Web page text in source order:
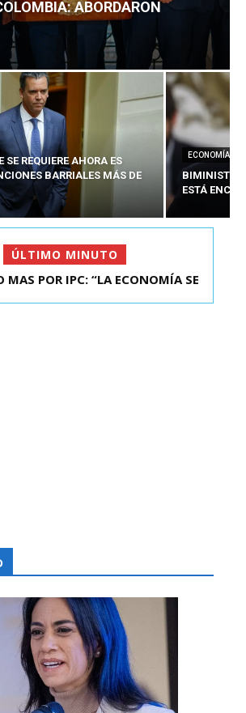
ABORDARON
SE REQUIERE AHORA ES
BARRIALES MÁS DE
ECONOMÍA
BIMINISTRO
ESTÁ
ÚLTIMO MINUTO
CON EL PRESIDENTE ELECTO DE
POR IPC: “LA ECONOMÍA SE